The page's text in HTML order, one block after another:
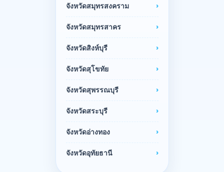
จังหวัดสมุทรสงคราม
จังหวัดสมุทรสาคร
จังหวัดสิงห์บุรี
จังหวัดสุโขทัย
จังหวัดสุพรรณบุรี
จังหวัดสระบุรี
จังหวัดอ่างทอง
จังหวัดอุทัยธานี